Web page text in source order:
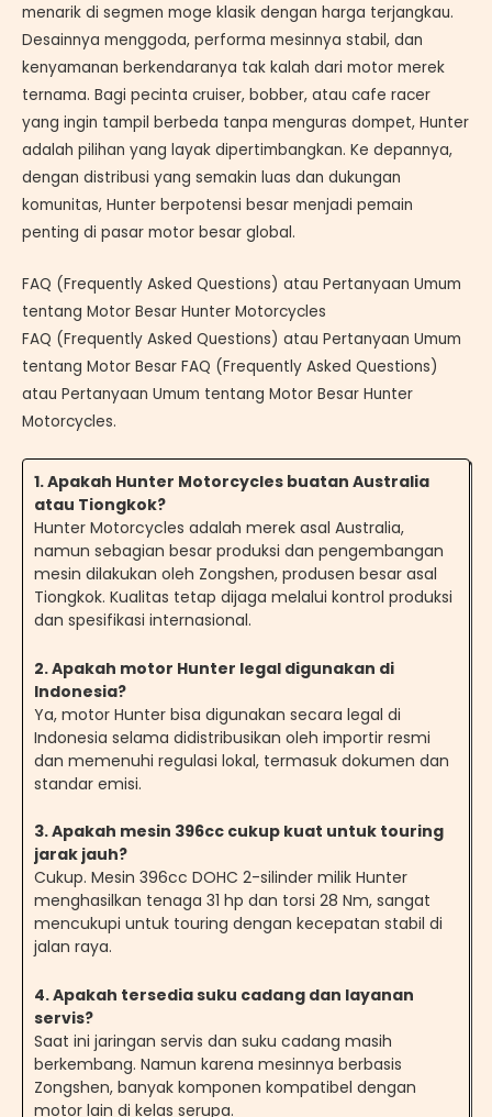
menarik di segmen moge klasik dengan harga terjangkau.
Desainnya menggoda, performa mesinnya stabil, dan
kenyamanan berkendaranya tak kalah dari motor merek
ternama. Bagi pecinta cruiser, bobber, atau cafe racer
yang ingin tampil berbeda tanpa menguras dompet, Hunter
adalah pilihan yang layak dipertimbangkan. Ke depannya,
dengan distribusi yang semakin luas dan dukungan
komunitas, Hunter berpotensi besar menjadi pemain
penting di pasar motor besar global.
FAQ (Frequently Asked Questions) atau Pertanyaan Umum
tentang Motor Besar Hunter Motorcycles
FAQ (Frequently Asked Questions) atau Pertanyaan Umum
tentang Motor Besar FAQ (Frequently Asked Questions)
atau Pertanyaan Umum tentang Motor Besar Hunter
Motorcycles.
1. Apakah Hunter Motorcycles buatan Australia
atau Tiongkok?
Hunter Motorcycles adalah merek asal Australia,
namun sebagian besar produksi dan pengembangan
mesin dilakukan oleh Zongshen, produsen besar asal
Tiongkok. Kualitas tetap dijaga melalui kontrol produksi
dan spesifikasi internasional.
2. Apakah motor Hunter legal digunakan di
Indonesia?
Ya, motor Hunter bisa digunakan secara legal di
Indonesia selama didistribusikan oleh importir resmi
dan memenuhi regulasi lokal, termasuk dokumen dan
standar emisi.
3. Apakah mesin 396cc cukup kuat untuk touring
jarak jauh?
Cukup. Mesin 396cc DOHC 2-silinder milik Hunter
menghasilkan tenaga 31 hp dan torsi 28 Nm, sangat
mencukupi untuk touring dengan kecepatan stabil di
jalan raya.
4. Apakah tersedia suku cadang dan layanan
servis?
Saat ini jaringan servis dan suku cadang masih
berkembang. Namun karena mesinnya berbasis
Zongshen, banyak komponen kompatibel dengan
motor lain di kelas serupa.